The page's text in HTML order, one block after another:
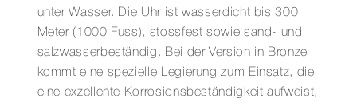
unter Wasser. Die Uhr ist wasserdicht bis 300
Meter (1000 Fuss), stossfest sowie sand- und
salzwasserbeständig. Bei der Version in Bronze
kommt eine spezielle Legierung zum Einsatz, die
eine exzellente Korrosionsbeständigkeit aufweist,